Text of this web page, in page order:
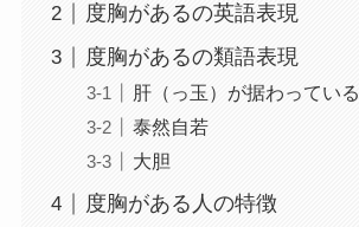
度胸があるの英語表現
度胸があるの類語表現
肝（っ玉）が据わっている
泰然自若
大胆
度胸がある人の特徴